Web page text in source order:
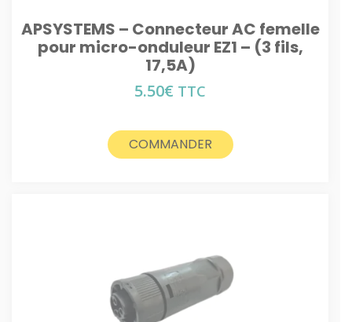
APSYSTEMS – Connecteur AC femelle
pour micro-onduleur EZ1 – (3 fils,
17,5A)
5.50€ TTC
COMMANDER